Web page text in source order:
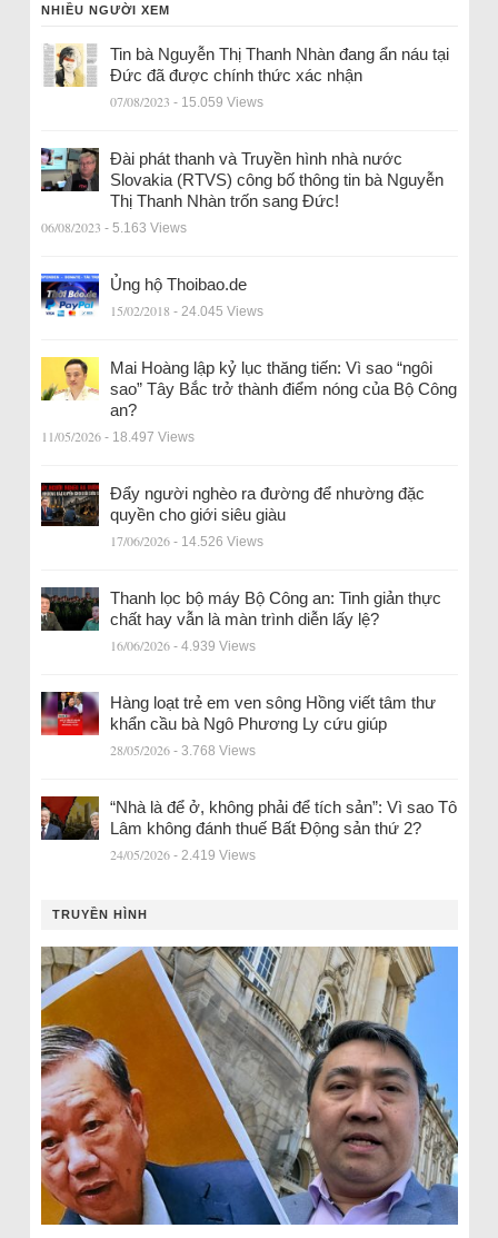
NHIỀU NGƯỜI XEM
Tin bà Nguyễn Thị Thanh Nhàn đang ẩn náu tại
Đức đã được chính thức xác nhận
07/08/2023 - 15.059 Views
Đài phát thanh và Truyền hình nhà nước
Slovakia (RTVS) công bố thông tin bà Nguyễn
Thị Thanh Nhàn trốn sang Đức!
06/08/2023 - 5.163 Views
Ủng hộ Thoibao.de
15/02/2018 - 24.045 Views
Mai Hoàng lập kỷ lục thăng tiến: Vì sao “ngôi
sao” Tây Bắc trở thành điểm nóng của Bộ Công
an?
11/05/2026 - 18.497 Views
Đẩy người nghèo ra đường để nhường đặc
quyền cho giới siêu giàu
17/06/2026 - 14.526 Views
Thanh lọc bộ máy Bộ Công an: Tinh giản thực
chất hay vẫn là màn trình diễn lấy lệ?
16/06/2026 - 4.939 Views
Hàng loạt trẻ em ven sông Hồng viết tâm thư
khẩn cầu bà Ngô Phương Ly cứu giúp
28/05/2026 - 3.768 Views
“Nhà là để ở, không phải để tích sản”: Vì sao Tô
Lâm không đánh thuế Bất Động sản thứ 2?
24/05/2026 - 2.419 Views
TRUYỀN HÌNH